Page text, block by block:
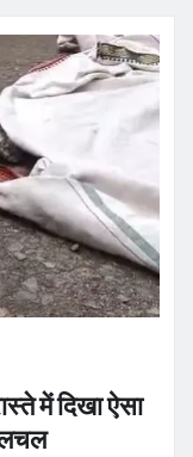
में दिखा ऐसा